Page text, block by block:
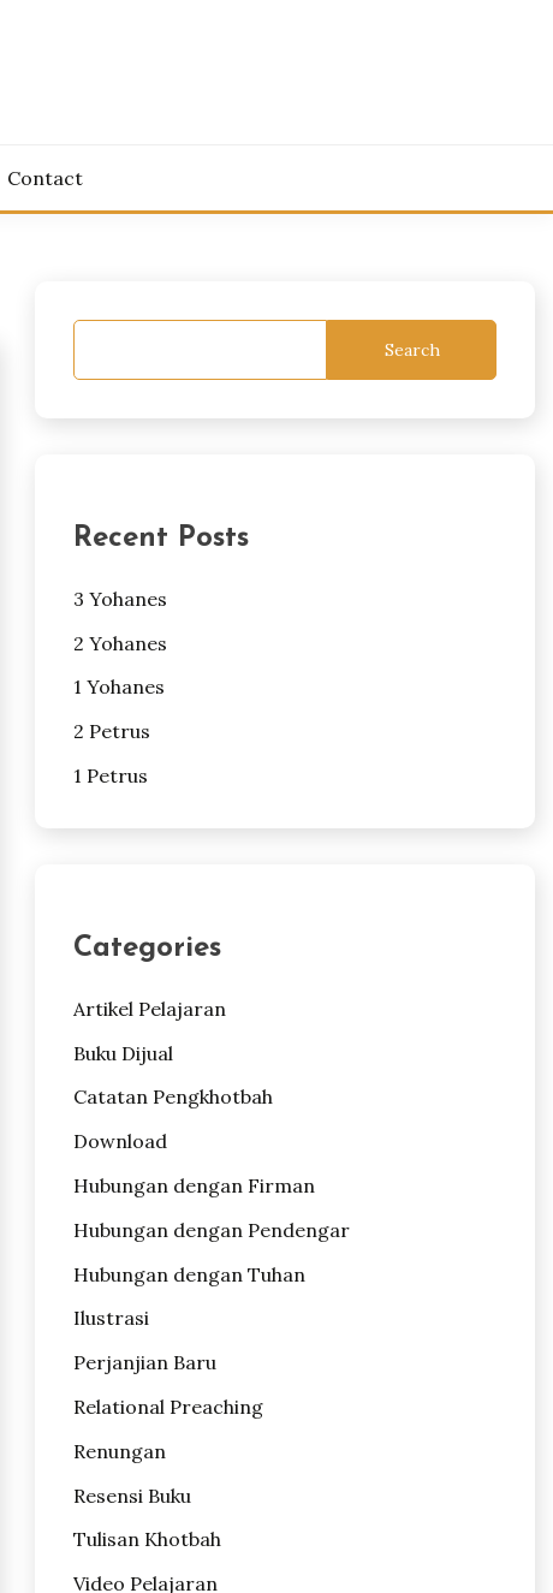
Contact
Search
Recent Posts
3 Yohanes
2 Yohanes
1 Yohanes
2 Petrus
1 Petrus
Categories
Artikel Pelajaran
Buku Dijual
Catatan Pengkhotbah
Download
Hubungan dengan Firman
Hubungan dengan Pendengar
Hubungan dengan Tuhan
Ilustrasi
Perjanjian Baru
Relational Preaching
Renungan
Resensi Buku
Tulisan Khotbah
Video Pelajaran